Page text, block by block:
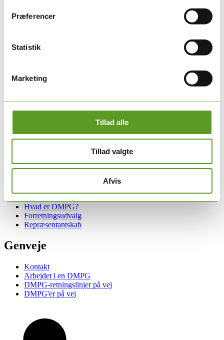
Præferencer
Statistik
Marketing
Tillad alle
Tillad valgte
Afvis
Om DMPG
DMPG er sammenslutningen af Danske Multidisciplinære Psykiatri
Hvad er DMPG?
Forretningsudvalg
Repræsentantskab
Genveje
Kontakt
Arbejdet i en DMPG
DMPG-retningslinjer på vej
DMPG'er på vej